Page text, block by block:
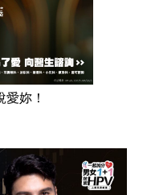
妳！